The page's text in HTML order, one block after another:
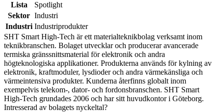
Lista
Spotlight
Sektor Industri
Industri Industriprodukter
SHT Smart High-Tech är ett materialteknikbolag verksamt inom
teknikbranschen. Bolaget utvecklar och producerar avancerade
termiska gränssnittsmaterial för elektronik och andra
högteknologiska applikationer. Produkterna används för kylning av
elektronik, kraftmoduler, lysdioder och andra värmekänsliga och
värmeintensiva produkter. Kunderna återfinns globalt inom
exempelvis telekom-, dator- och fordonsbranschen. SHT Smart
High-Tech grundades 2006 och har sitt huvudkontor i Göteborg.
Intresserad av bolagets nyckeltal?